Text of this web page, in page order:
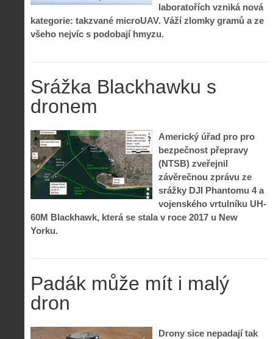
laboratořích vzniká nová
kategorie: takzvané microUAV. Váží zlomky gramů a ze
všeho nejvíc s podobají hmyzu.
Srážka Blackhawku s
dronem
Americký úřad pro pro
bezpečnost přepravy
(NTSB) zveřejnil
závěrečnou zprávu ze
srážky DJI Phantomu 4 a
vojenského vrtulníku UH-
60M Blackhawk, která se stala v roce 2017 u New
Yorku.
Padák může mít i malý
dron
Drony sice nepadají tak